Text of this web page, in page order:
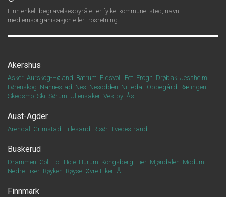
Finn enkelt begravelsesbyrå etter fylke, kommune, sted, navn,
medlemsorganisasjon eller trosretning.
Akershus
Asker Aurskog-Høland Bærum Eidsvoll Fet Frogn Drøbak Jessheim
Lørenskog Nannestad Nes Nesodden Nittedal Oppegård Rælingen
Skedsmo Ski Sørum Ullensaker Vestby Ås
Aust-Agder
Arendal Grimstad Lillesand Risør Tvedestrand
Buskerud
Drammen Gol Hol Hole Hurum Kongsberg Lier Mjøndalen Modum
Nedre Eiker Røyken Røyse Øvre Eiker Ål
Finnmark